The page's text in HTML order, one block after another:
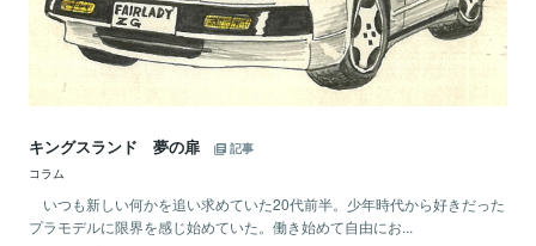
キングスランド 夢の扉
記事
コラム
いつも新しい何かを追い求めていた20代前半。少年時代から好きだった
プラモデルに限界を感じ始めていた。働き始めて自由にお...